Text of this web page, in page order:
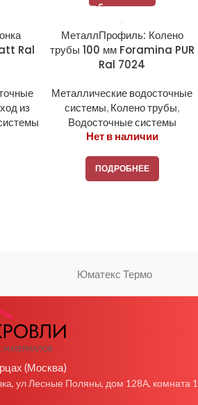
Ral
из
МеталлПрофиль: Колено
трубы 100 мм Foramina PUR
Ral 7024
Металлические водосточные
системы, Колено трубы,
Водосточные системы
Нет в наличии
ПОДРОБНЕЕ
Юматекс Термо
(Москва)
ул Лесные Поляны, дом 128А, комната 1